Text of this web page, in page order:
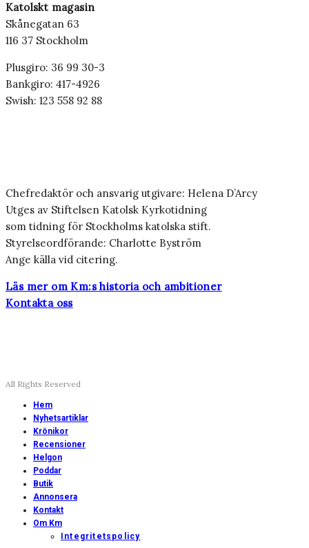
Katolskt magasin
Skånegatan 63
116 37 Stockholm
Plusgiro: 36 99 30-3
Bankgiro: 417-4926
Swish: 123 558 92 88
Chefredaktör och ansvarig utgivare: Helena D’Arcy
Utges av Stiftelsen Katolsk Kyrkotidning
som tidning för Stockholms katolska stift.
Styrelseordförande: Charlotte Byström
Ange källa vid citering.
Läs mer om Km:s historia och ambitioner
Kontakta oss
All Rights Reserved
Hem
Nyhetsartiklar
Krönikor
Recensioner
Helgon
Poddar
Butik
Annonsera
Kontakt
Om Km
Integritetspolicy